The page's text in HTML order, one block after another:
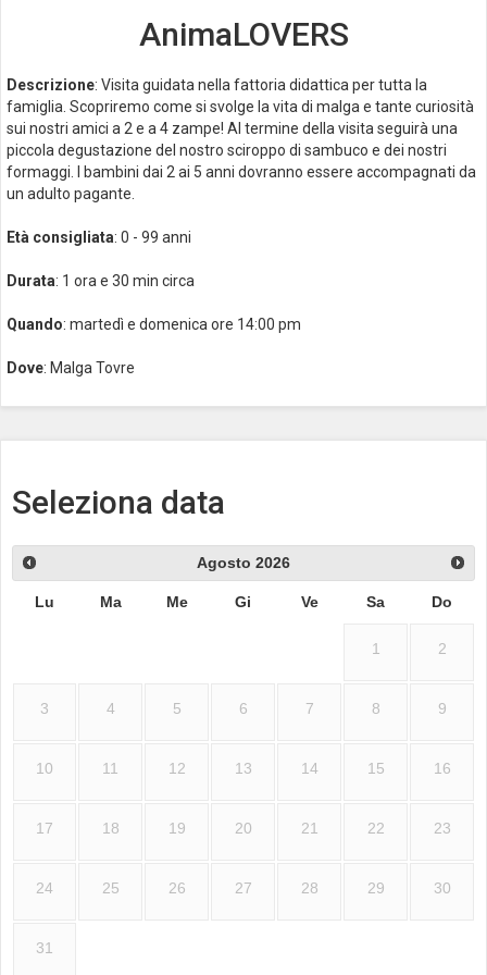
AnimaLOVERS
Descrizione: Visita guidata nella fattoria didattica per tutta la
famiglia. Scopriremo come si svolge la vita di malga e tante curiosità
sui nostri amici a 2 e a 4 zampe! Al termine della visita seguirà una
piccola degustazione del nostro sciroppo di sambuco e dei nostri
formaggi. I bambini dai 2 ai 5 anni dovranno essere accompagnati da
un adulto pagante.
Età consigliata: 0 - 99 anni
Durata: 1 ora e 30 min circa
Quando: martedì e domenica ore 14:00 pm
Dove: Malga Tovre
Seleziona data
Agosto 2026
Lu Ma Me Gi Ve Sa Do
1 2
3 4 5 6 7 8 9
10 11 12 13 14 15 16
17 18 19 20 21 22 23
24 25 26 27 28 29 30
31